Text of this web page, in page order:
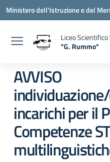
Vai ai contenuti
Vai al menu di navigazione
Vai al footer
Ministero dell'Istruzione e del
Liceo
"G. Rummo"
AVVISO
incarichi per il
Competenze